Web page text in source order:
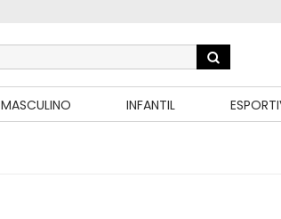
MASCULINO INFANTIL